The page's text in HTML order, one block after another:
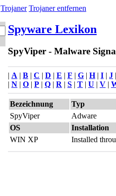
Trojaner Trojaner entfernen
Spyware Lexikon
SpyViper - Malware
| A | B | C | D | E | F | G | H| I | J
| N | O | P | Q | R | S | T | U | V |
Bezeichnung
Typ
SpyViper
Adware
OS
Installation
WIN XP
Installed